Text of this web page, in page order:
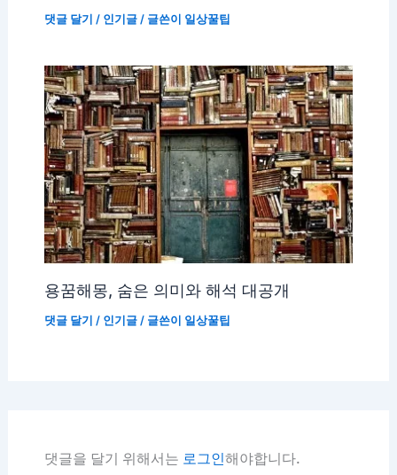
댓글 달기 / 인기글/ 글쓴이 일상꿀팁
용꿈해몽, 숨은 의미와 해석 대공개
댓글 달기 / 인기글/ 글쓴이 일상꿀팁
댓글을 달기 위해서는 로그인해야합니다.